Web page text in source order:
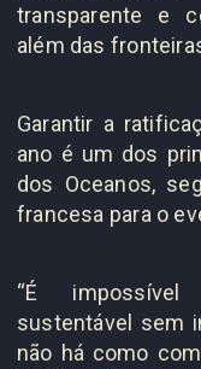
transparente e
além das
Garantir a
ano é um dos
dos Oceanos,
francesa para o
“É
sustentável sem
não há como